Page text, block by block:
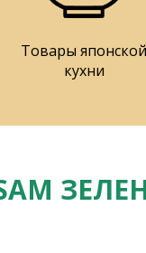
Товары японской
кухни